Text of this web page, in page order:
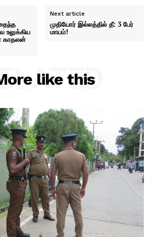
உலுக்கிய
காதலன்
Next article
முதியோர் இல்லத்தில் தீ: 3 பேர்
மாயம்!
like this